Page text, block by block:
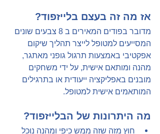
אז מה זה בעצם בלייזפוד?
מדובר בפודים המאירים ב 8 צבעים שונים
המסייעים למטופל לייצר תהליך שיקום
אפקטיבי באמצעות תרגול גופני מאתגר,
מהנה ומותאם אישית, על ידי משחקים
מובנים באפליקציה ייעודית או בתרגילים
המותאמים אישית למטופל.
מה היתרונות של הבלייזפוד?
חוץ מזה שזה ממש כיפי ומהנה נוכל